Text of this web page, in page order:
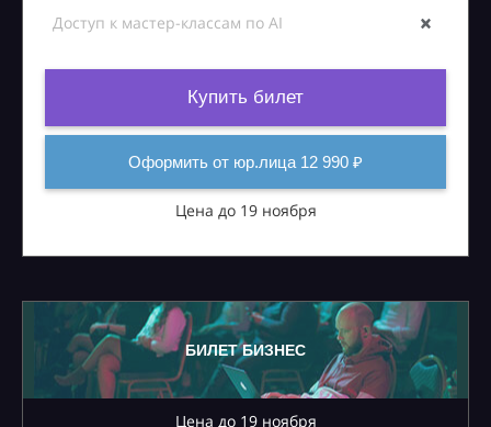
Доступ к мастер-классам по AI
Купить билет
Оформить от юр.лица 12 990 ₽
Цена до 19 ноября
БИЛЕТ БИЗНЕС
Цена до 19 ноября